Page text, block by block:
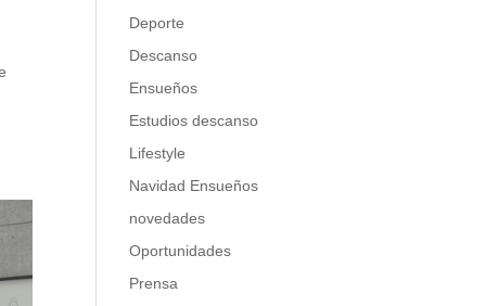
Deporte
Descanso
Ensueños
Estudios descanso
Lifestyle
Navidad Ensueños
novedades
Oportunidades
Prensa